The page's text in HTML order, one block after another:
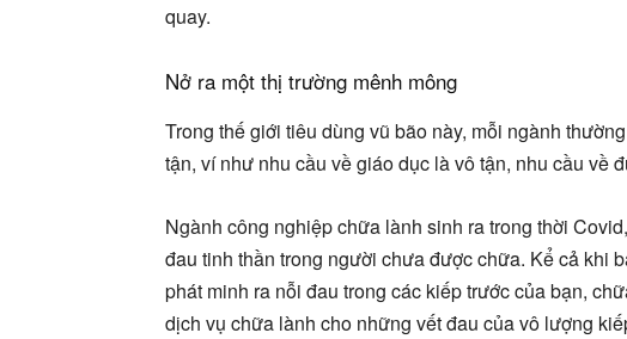
quay.
Nở ra một thị trường mênh mông
Trong thế giới tiêu dùng vũ bão này, mỗi ngành
tận, ví như nhu cầu về giáo dục là vô tận, nhu cầu về
Ngành công nghiệp chữa lành sinh ra trong thời
đau tinh thần trong người chưa được chữa. Kể cả khi
phát minh ra nỗi đau trong các kiếp trước của bạn,
dịch vụ chữa lành cho những vết đau của vô lượng